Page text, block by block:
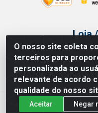
O nosso site coleta
terceiros para
personalizada ao
relevante de acordo
qualidade do nosso
Aceitar
Negar
Loja
Tel.:
Av Vautier,
Issam Importação e